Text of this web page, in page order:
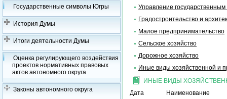
Государственные символы Югры
История Думы
Итоги деятельности Думы
Оценка регулирующего воздействия
проектов нормативных правовых
актов автономного округа
Законы автономного округа
Управление
Градостроительство и
Малое предпринимательство
Сельское хозяйство
Дорожное хозяйство
Иные виды хозяйственной и
ИНЫЕ ВИДЫ
Дата
Наименование